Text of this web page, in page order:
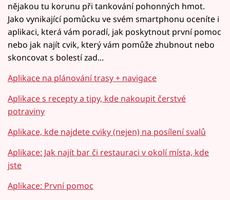
nějakou tu korunu při tankování pohonných hmot.
Jako vynikající pomůcku ve svém smartphonu oceníte i
aplikaci, která vám poradí, jak poskytnout první pomoc
nebo jak najít cvik, který vám pomůže zhubnout nebo
skoncovat s bolestí zad...
Aplikace na plánování trasy + navigace
Aplikace s recepty a tipy, kde nakoupit čerstvé
potraviny
Aplikace, kde najdete cviky (nejen) na posílení svalů
Aplikace: Jak najít bar či restauraci v okolí místa, kde
jste
Aplikace: První pomoc